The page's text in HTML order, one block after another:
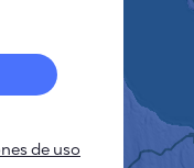
Viento
de uso